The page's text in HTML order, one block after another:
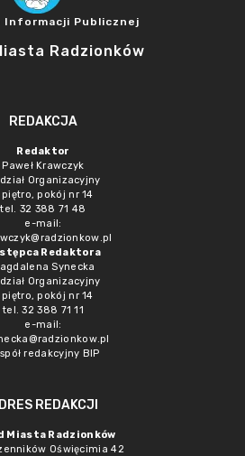
Informacji Publicznej
Radzionków
REDAKCJA
Redaktor
Paweł Krawczyk
Organizacyjny
piętro, pokój nr 14
tel. 32 388 71 48
e-mail:
Redaktora
Synecka
Organizacyjny
piętro, pokój nr 14
tel. 32 388 71 11
e-mail:
redakcyjny BIP
REDAKCJI
Miasta Radzionków
Oświęcimia 42